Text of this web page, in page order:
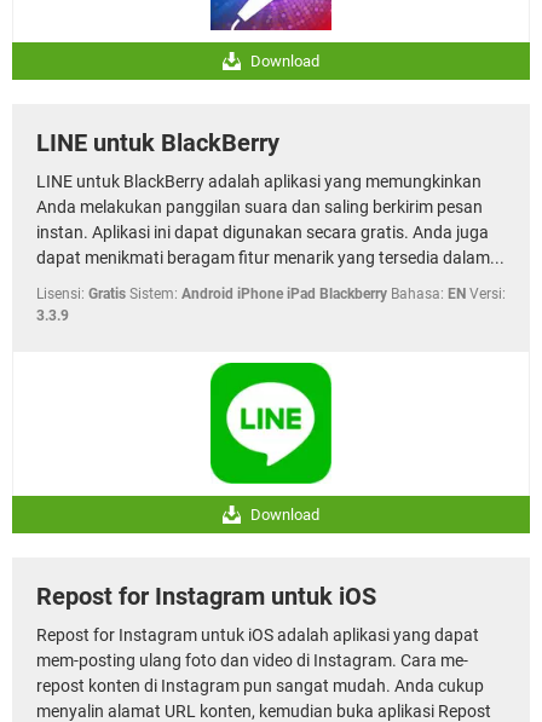
Download
LINE untuk BlackBerry
LINE untuk BlackBerry adalah aplikasi yang memungkinkan
Anda melakukan panggilan suara dan saling berkirim pesan
instan. Aplikasi ini dapat digunakan secara gratis. Anda juga
dapat menikmati beragam fitur menarik yang tersedia dalam...
Lisensi: Gratis Sistem: Android iPhone iPad Blackberry Bahasa: EN Versi:
3.3.9
Download
Repost for Instagram untuk iOS
Repost for Instagram untuk iOS adalah aplikasi yang dapat
mem-posting ulang foto dan video di Instagram. Cara me-
repost konten di Instagram pun sangat mudah. Anda cukup
menyalin alamat URL konten, kemudian buka aplikasi Repost